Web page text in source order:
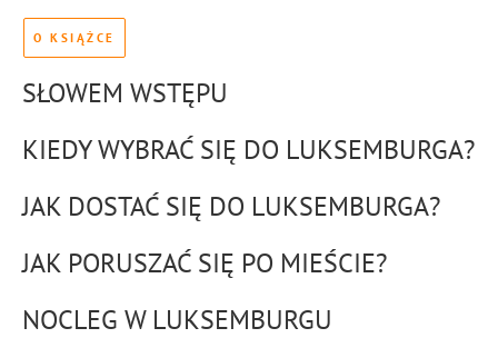
O KSIĄŻCE
SŁOWEM WSTĘPU
KIEDY WYBRAĆ SIĘ DO LUKSEMBURGA?
JAK DOSTAĆ SIĘ DO LUKSEMBURGA?
JAK PORUSZAĆ SIĘ PO MIEŚCIE?
NOCLEG W LUKSEMBURGU